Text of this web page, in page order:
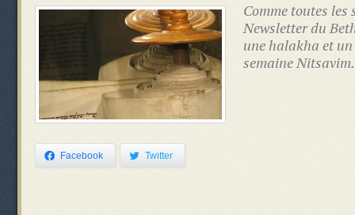
Comme toutes
Newsletter du
une halakha et
semaine Nitsavim.
Facebook Twitter